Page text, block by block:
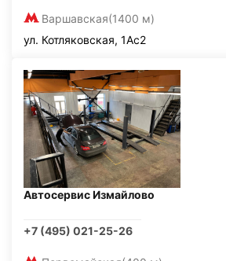
Варшавская(1400 м)
ул. Котляковская, 1Ас2
Автосервис Измайлово
+7 (495) 021-25-26